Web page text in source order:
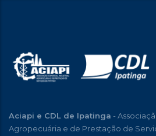
Aciapi e CDL de Ipatinga -
Agropecuária e de Prestação de